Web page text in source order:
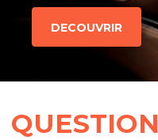
DECOUVRIR